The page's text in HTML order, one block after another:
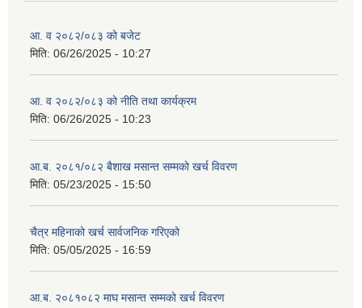
आ. व २०८२/०८३ को बजेट
मिति: 06/26/2025 - 10:27
आ. व २०८२/०८३ को नीति तथा कार्यक्रम
मिति: 06/26/2025 - 10:23
आ.ब. २०८१/०८२ बैशाख मसान्त सम्मको खर्च विवरण
मिति: 05/23/2025 - 15:50
चैत्र महिनाको खर्च सार्वजनिक गरिएको
मिति: 05/05/2025 - 16:59
आ.ब. २०८१०८२ माघ मसान्त सम्मको खर्च विवरण